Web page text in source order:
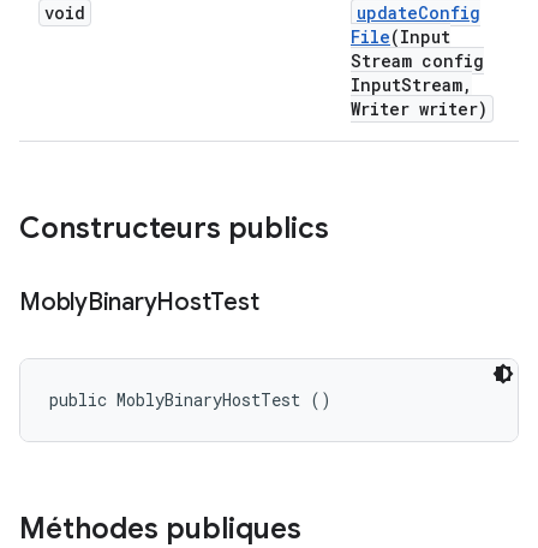
void updateConfig
File(Input
Stream config
InputStream,
Writer writer)
Constructeurs publics
MoblyBinaryHostTest
public MoblyBinaryHostTest ()
Méthodes publiques